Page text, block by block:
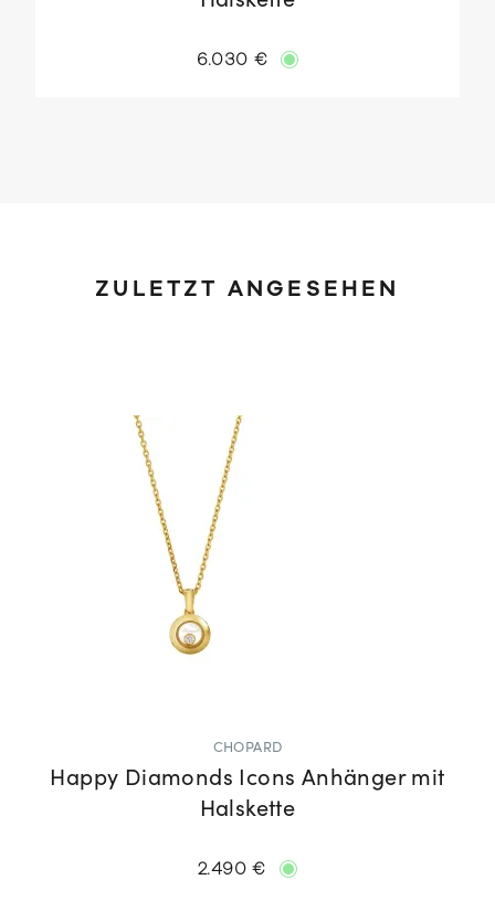
6.030 €
ZULETZT ANGESEHEN
CHOPARD
Happy Diamonds Icons Anhänger mit
Halskette
2.490 €